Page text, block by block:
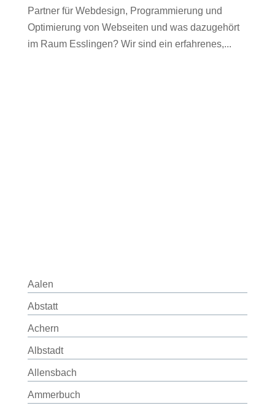
Partner für Webdesign, Programmierung und
Optimierung von Webseiten und was dazugehört
im Raum Esslingen? Wir sind ein erfahrenes,...
Aalen
Abstatt
Achern
Albstadt
Allensbach
Ammerbuch